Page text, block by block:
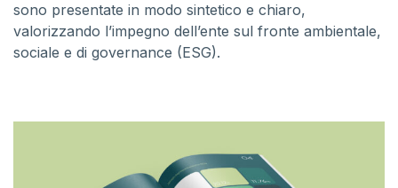
sono presentate in modo sintetico e chiaro,
valorizzando l’impegno dell’ente sul fronte ambientale,
sociale e di governance (ESG).